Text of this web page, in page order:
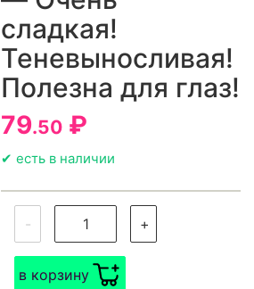
сладкая!
Теневыносливая!
Полезна для глаз!
79.50 ₽
✔ есть в наличии
- +
в корзину